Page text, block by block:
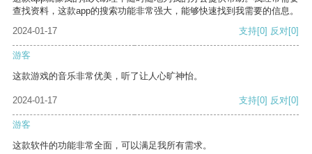
查找资料，这款app的搜索功能非常强大，能够快速找到我需要的信息。
2024-01-17
支持[0] 反对[0]
游客
这款游戏的音乐非常优美，听了让人心旷神怡。
2024-01-17 支持[0] 反对[0]
游客
这款软件的功能非常全面，可以满足我所有需求。